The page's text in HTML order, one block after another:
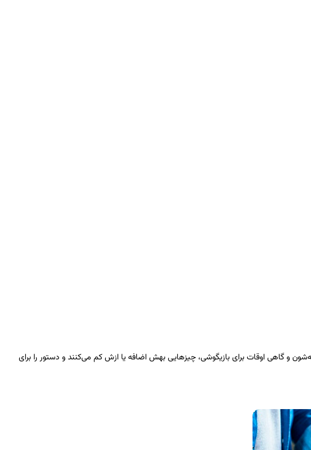
و گاهی اوقات برای بازیگوشی، چیزهایی بهش اضافه یا ازش کم می‌کنند و دستور را برای